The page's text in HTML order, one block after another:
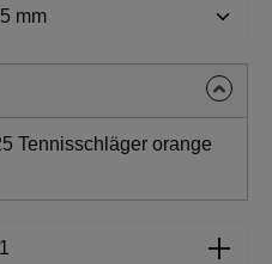
Tennisschläger orange
gewünschten